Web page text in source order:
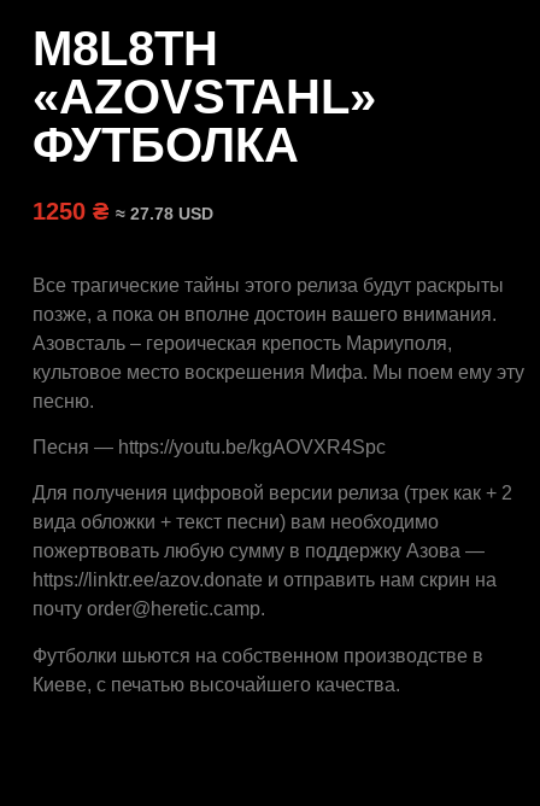
M8L8TH
«AZOVSTAHL»
ФУТБОЛКА
1250 ₴ ≈ 27.78 USD
Все трагические тайны этого релиза будут раскрыты
позже, а пока он вполне достоин вашего внимания.
Азовсталь – героическая крепость Мариуполя,
культовое место воскрешения Мифа. Мы поем ему эту
песню.
Песня — https://youtu.be/kgAOVXR4Spc
Для получения цифровой версии релиза (трек как + 2
вида обложки + текст песни) вам необходимо
пожертвовать любую сумму в поддержку Азова —
https://linktr.ee/azov.donate и отправить нам скрин на
почту order@heretic.camp.
Футболки шьются на собственном производстве в
Киеве, с печатью высочайшего качества.